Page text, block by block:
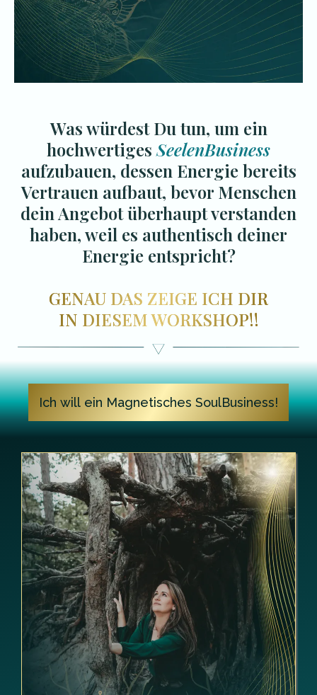
Was würdest Du tun, um ein
hochwertigesSeelenBusiness
aufzubauen, dessen Energie bereits
Vertrauen aufbaut, bevor Menschen
dein Angebot überhaupt verstanden
haben, weil es authentisch deiner
Energie entspricht?
GENAU DAS ZEIGE ICH DIR
IN DIESEM WORKSHOP!!
Ich will ein Magnetisches SoulBusiness!